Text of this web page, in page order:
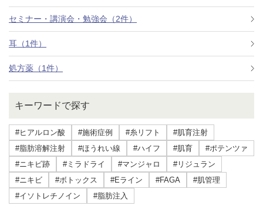
セミナー・講演会・勉強会（2件）
耳（1件）
処方薬（1件）
キーワードで探す
#ヒアルロン酸 #施術症例 #糸リフト
#肌育注射
#脂肪溶解注射
#ほうれい線 #ハイフ #肌育
#ポテンツァ
#ニキビ跡
#ミラドライ #マンジャロ
#リジュラン
#ニキビ
#ボトックス #Eライン #FAGA
#肌管理
#イソトレチノイン
#脂肪注入